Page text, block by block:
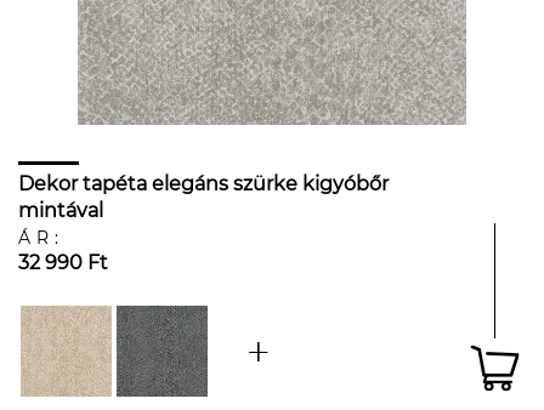
Dekor tapéta elegáns szürke kigyóbőr
mintával
ÁR:
32 990 Ft